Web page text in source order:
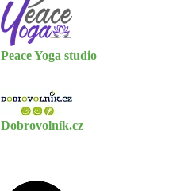
Peace Yoga studio
Dobrovolník.cz